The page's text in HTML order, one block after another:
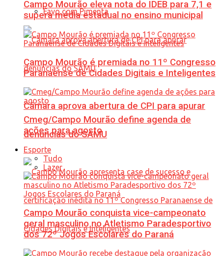
Favo com Pimenta
Câmara aprova abertura de CPI para apurar
denúncias do SAMU
Campo Mourão eleva nota do IDEB para 7,1 e
supera média estadual no ensino municipal
Campo Mourão é premiada no 11º Congresso
Paranaense de Cidades Digitais e Inteligentes
Cmeg/Campo Mourão define agenda de
ações para agosto
Esporte
Tudo
Lazer
Campo Mourão conquista vice-campeonato
geral masculino no Atletismo Paradesportivo
dos 72º Jogos Escolares do Paraná